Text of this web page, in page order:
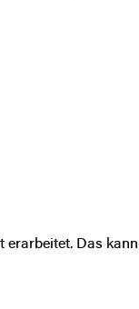
erarbeitet. Das